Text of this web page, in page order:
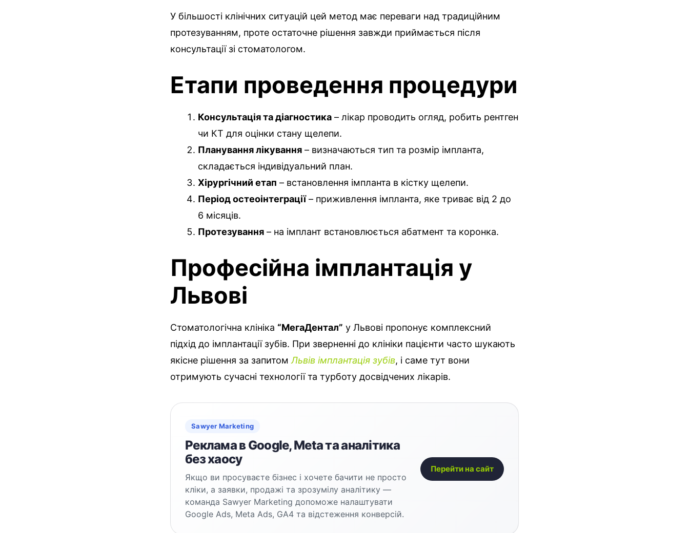
У більшості клінічних ситуацій цей метод має переваги над традиційним
протезуванням, проте остаточне рішення завжди приймається після
консультації зі стоматологом.
Етапи проведення процедури
Консультація та діагностика – лікар проводить огляд, робить рентген
чи КТ для оцінки стану щелепи.
Планування лікування – визначаються тип та розмір імпланта,
складається індивідуальний план.
Хірургічний етап – встановлення імпланта в кістку щелепи.
Період остеоінтеграції– приживлення імпланта, яке триває від 2 до
6 місяців.
Протезування – на імплант встановлюється абатмент та коронка.
Професійна імплантація у
Львові
Стоматологічна клініка “МегаДентал” у Львові пропонує комплексний
підхід до імплантації зубів. При зверненні до клініки пацієнти часто шукають
якісне рішення за запитомЛьвів імплантація зубів, і саме тут вони
отримують сучасні технології та турботу досвідчених лікарів.
Sawyer Marketing
Реклама в Google, Meta та аналітика
без хаосу
Якщо ви просуваєте бізнес і хочете бачити не просто
кліки, а заявки, продажі та зрозумілу аналітику —
команда Sawyer Marketing допоможе налаштувати
Google Ads, Meta Ads, GA4 та відстеження конверсій.
Перейти на сайт